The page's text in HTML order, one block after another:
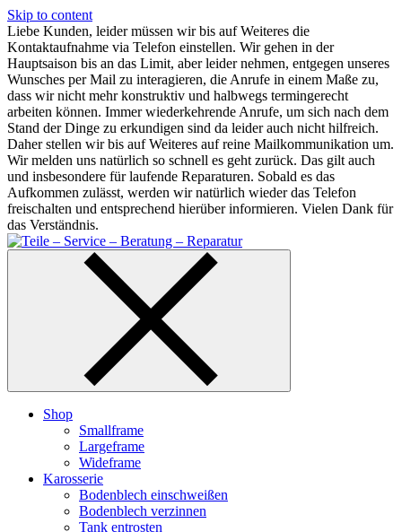
Skip to content
Liebe Kunden, leider müssen wir bis auf Weiteres die
Kontaktaufnahme via Telefon einstellen. Wir gehen in der
Hauptsaison bis an das Limit, aber leider nehmen, entgegen unseres
Wunsches per Mail zu interagieren, die Anrufe in einem Maße zu,
dass wir nicht mehr konstruktiv und halbwegs termingerecht
arbeiten können. Immer wiederkehrende Anrufe, um sich nach dem
Stand der Dinge zu erkundigen sind da leider auch nicht hilfreich.
Daher stellen wir bis auf Weiteres auf reine Mailkommunikation um.
Wir melden uns natürlich so schnell es geht zurück. Das gilt auch
und insbesondere für laufende Reparaturen. Sobald es das
Aufkommen zulässt, werden wir natürlich wieder das Telefon
freischalten und entsprechend hierüber informieren. Vielen Dank für
das Verständnis.
Shop
Smallframe
Largeframe
Wideframe
Karosserie
Bodenblech einschweißen
Bodenblech verzinnen
Tank entrosten